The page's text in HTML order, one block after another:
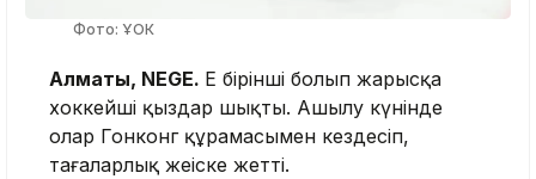
Фото: ҰОК
Алматы, NEGE. Ең бірінші болып жарысқа
хоккейші қыздар шықты. Ашылу күнінде
олар Гонконг құрамасымен кездесіп,
таңғаларлық жеңіске жетті.